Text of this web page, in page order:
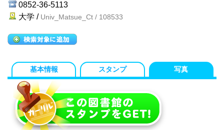
0852-36-5113
大学 / Univ_Matsue_Ct / 108533
基本情報 スタンプ 写真